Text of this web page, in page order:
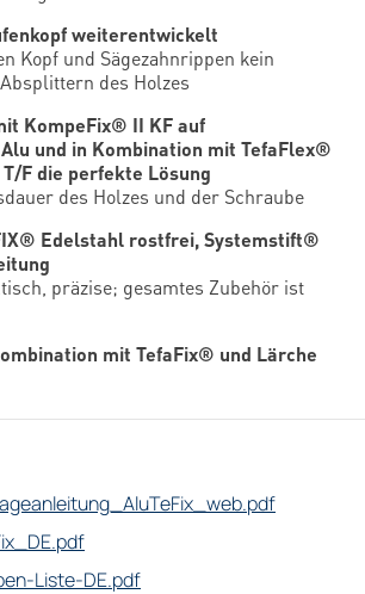
weiterentwickelt
Kopf und Sägezahnrippen kein
des Holzes
KompeFix® II KF auf
und in Kombination mit TefaFlex®
F die perfekte Lösung
des Holzes und der Schraube
Edelstahl rostfrei, Systemstift®
präzise; gesamtes Zubehör ist
mit TefaFix® und Lärche
Liste-DE.pdf